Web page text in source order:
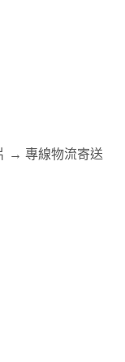
→ 專線物流寄送